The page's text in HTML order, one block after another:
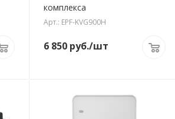
комплекса
Арт.: EPF-KVG900H
6 850руб./шт